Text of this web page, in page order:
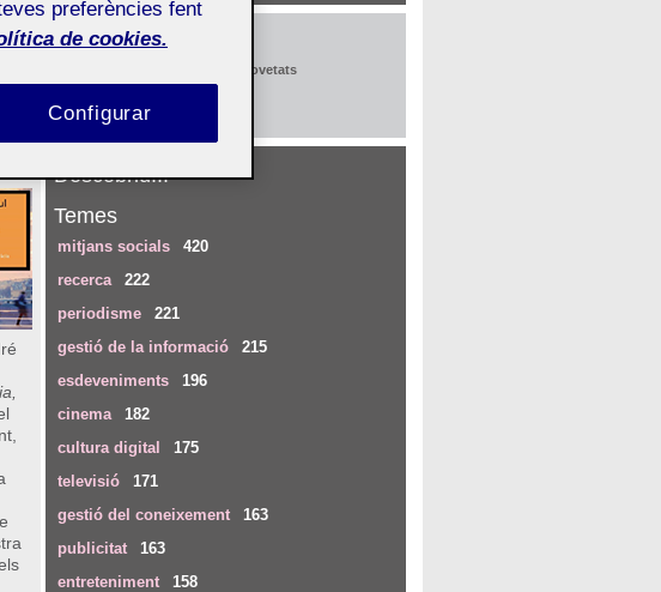
Segueix
Subscripció al butlletí de novetats
Descobriu...
Temes
mitjans socials
420
recerca
222
periodisme
221
gestió de la informació
215
esdeveniments
196
cinema
182
cultura digital
175
televisió
171
gestió del coneixement
163
publicitat
163
entreteniment
158
preferències fent
de cookies.
Configurar